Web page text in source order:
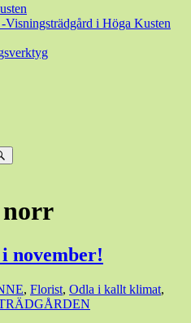
Visningsträdgård i Höga Kusten
Sök
norr
november!
, Florist, Odla i kallt klimat,